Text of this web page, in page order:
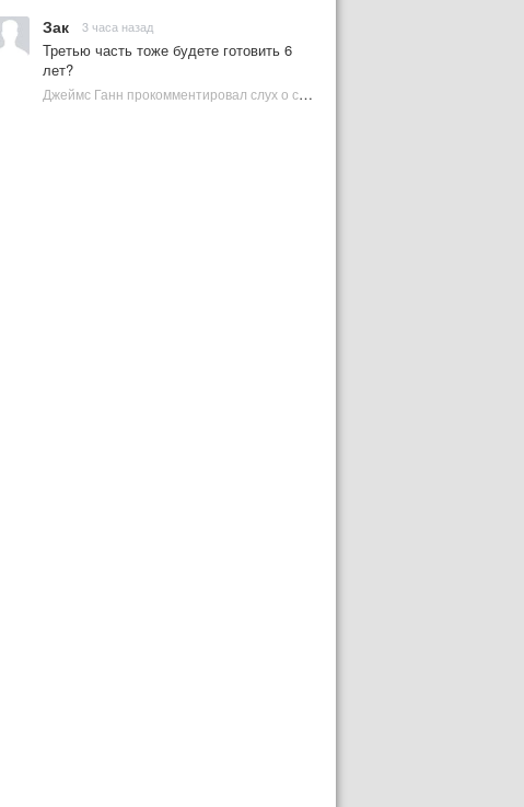
Зак 3 часа назад
Третью часть тоже будете готовить 6
лет?
Джеймс Ганн прокомментировал слух о съемках «Бэтмена 3» | Plugged In Ru